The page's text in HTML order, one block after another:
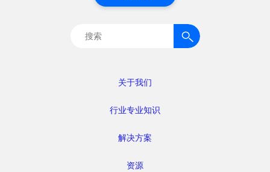
关于我们
行业专业知识
解决方案
资源
搜